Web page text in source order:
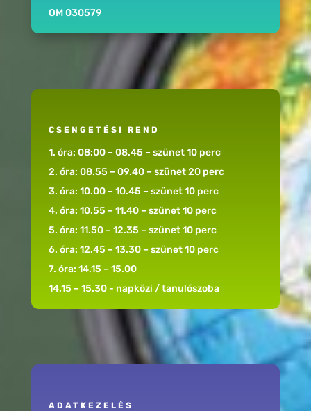
OM 030579
CSENGETÉSI REND
1. óra: 08:00 – 08.45 – szünet 10 perc
2. óra: 08.55 – 09.40 – szünet 20 perc
3. óra: 10.00 – 10.45 – szünet 10 perc
4. óra: 10.55 – 11.40 – szünet 10 perc
5. óra: 11.50 – 12.35 – szünet 10 perc
6. óra: 12.45 – 13.30 – szünet 10 perc
7. óra: 14.15 – 15.00
14.15 – 15.30 - napközi / tanulószoba
ADATKEZELÉS